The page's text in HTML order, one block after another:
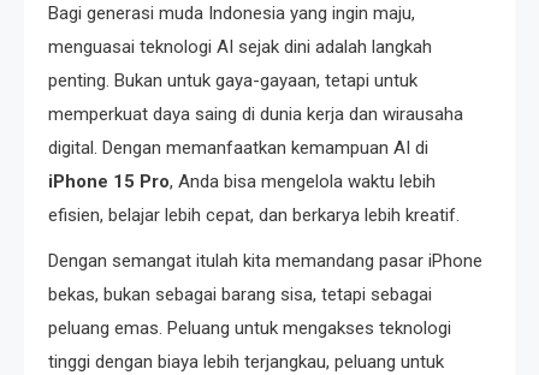
Bagi generasi muda Indonesia yang ingin maju,
menguasai teknologi AI sejak dini adalah langkah
penting. Bukan untuk gaya-gayaan, tetapi untuk
memperkuat daya saing di dunia kerja dan wirausaha
digital. Dengan memanfaatkan kemampuan AI di
iPhone 15 Pro, Anda bisa mengelola waktu lebih
efisien, belajar lebih cepat, dan berkarya lebih kreatif.
Dengan semangat itulah kita memandang pasar iPhone
bekas, bukan sebagai barang sisa, tetapi sebagai
peluang emas. Peluang untuk mengakses teknologi
tinggi dengan biaya lebih terjangkau, peluang untuk